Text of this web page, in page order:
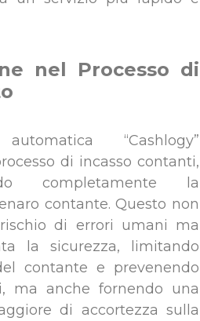
nel Processo di
“Cashlogy”
di incasso contanti,
completamente la
contante. Questo non
di errori umani ma
la sicurezza, limitando
contante e prevenendo
ma anche fornendo una
di accortezza sulla